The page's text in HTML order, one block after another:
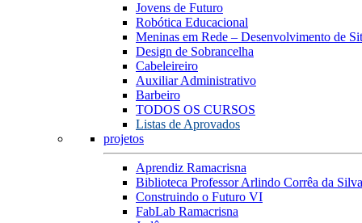
Jovens de Futuro
Robótica Educacional
Meninas em Rede – Desenvolvimento de
Design de Sobrancelha
Cabeleireiro
Auxiliar Administrativo
Barbeiro
TODOS OS CURSOS
Listas de Aprovados
projetos
Aprendiz Ramacrisna
Biblioteca Professor Arlindo Corrêa da Silva
Construindo o Futuro VI
FabLab Ramacrisna